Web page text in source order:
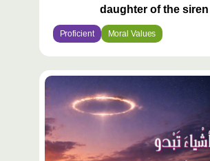
daughter of the siren
Proficient Moral Values
محتوى
مميّز